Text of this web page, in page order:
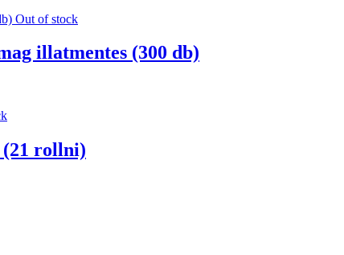
Out of stock
illatmentes (300 db)
(21 rollni)